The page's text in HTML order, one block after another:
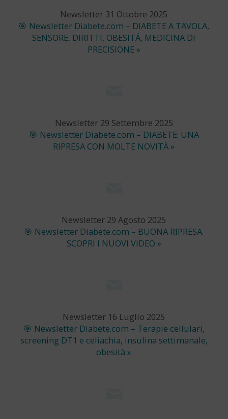
Newsletter 31 Ottobre 2025
🎯 Newsletter Diabete.com – DIABETE A TAVOLA,
SENSORE, DIRITTI, OBESITÁ, MEDICINA DI
PRECISIONE »
Newsletter 29 Settembre 2025
🎯 Newsletter Diabete.com – DIABETE: UNA
RIPRESA CON MOLTE NOVITÀ »
Newsletter 29 Agosto 2025
🎯 Newsletter Diabete.com – BUONA RIPRESA.
SCOPRI I NUOVI VIDEO »
Newsletter 16 Luglio 2025
🎯 Newsletter Diabete.com – Terapie cellulari,
screening DT1 e celiachia, insulina settimanale,
obesità »